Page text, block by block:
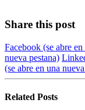
Share this post
Facebook (se abre
nueva pestana)
(se abre en una
Related Posts